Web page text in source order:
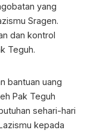
yang
Sragen.
dan kontrol
Teguh.
bantuan uang
Pak Teguh
sehari-hari
kepada